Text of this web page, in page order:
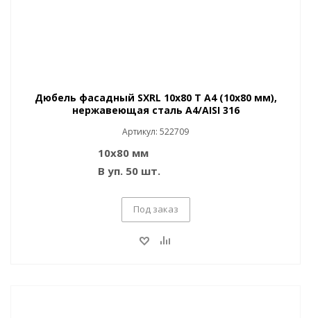
Дюбель фасадный SXRL 10x80 T A4 (10x80 мм),
нержавеющая сталь A4/AISI 316
Артикул: 522709
10х80 мм
В уп. 50 шт.
Под заказ